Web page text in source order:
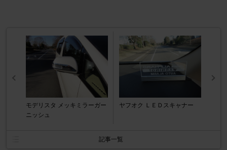
モデリスタ メッキミラーガー
ニッシュ
ヤフオク ＬＥＤスキャナー
記事一覧